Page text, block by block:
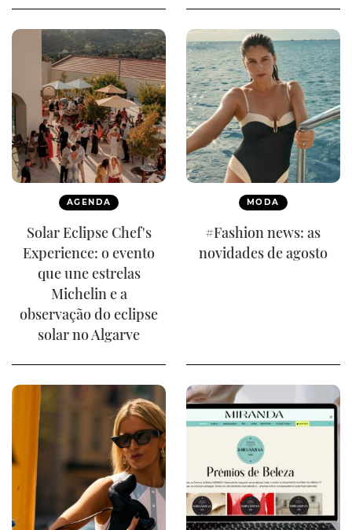
AGENDA
Solar Eclipse Chef's
Experience: o evento
que une estrelas
Michelin e a
observação do eclipse
solar no Algarve
MODA
#Fashion news: as
novidades de agosto